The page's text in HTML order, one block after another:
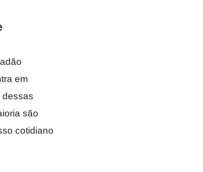
em
dessas
são
cotidiano